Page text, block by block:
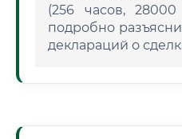
(256 часов,
подробно
деклараций о